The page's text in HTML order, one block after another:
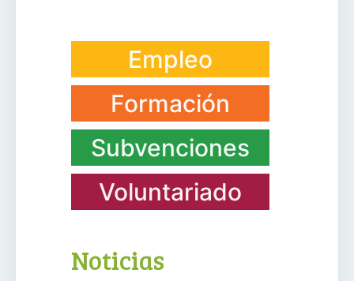
Empleo
Formación
Subvenciones
Voluntariado
Noticias